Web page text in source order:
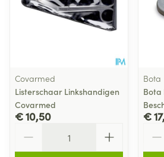
Covarmed
Listerschaar Linkshandigen
Covarmed
€ 10,50
Bota
Bota
€